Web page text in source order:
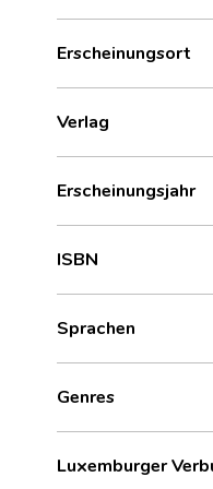
Erscheinungsort
Verlag
Erscheinungsjahr
ISBN
Sprachen
Genres
Luxemburger